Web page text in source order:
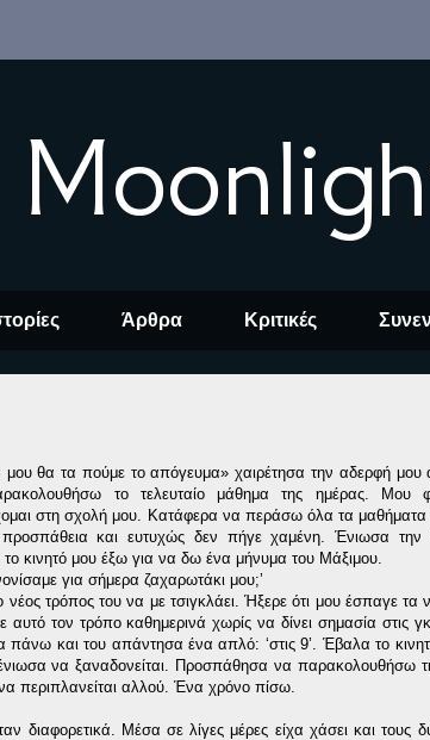
Άρθρα Κριτικές
μου θα τα πούμε το απόγευμα» χαιρέτησα την αδερφή
το τελευταίο μάθημα της ημέρας. Μου
στη σχολή μου. Κατάφερα να περάσω όλα τα
και ευτυχώς δεν πήγε χαμένη. Ένιωσα
το κινητό μου έξω για να δω ένα μήνυμα του Μάξιμου.
για σήμερα ζαχαρωτάκι μου;’
νέος τρόπος του να με τσιγκλάει. Ήξερε ότι μου έσπαγε τα
αυτό τον τρόπο καθημερινά χωρίς να δίνει σημασία στις
πάνω και του απάντησα ένα απλό: ‘στις 9’. Έβαλα το
να ξαναδονείται. Προσπάθησα να παρακολουθήσω
περιπλανείται αλλού. Ένα χρόνο πίσω.
διαφορετικά. Μέσα σε λίγες μέρες είχα χάσει και τους